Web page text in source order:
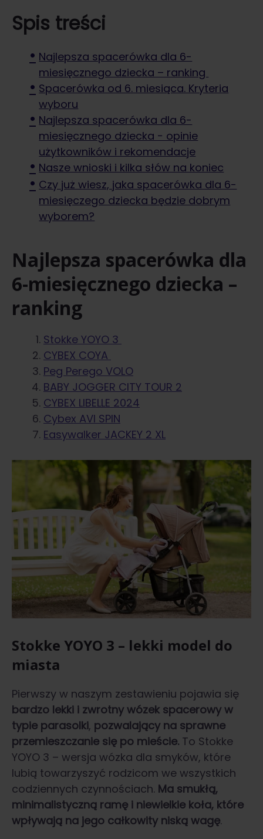
Spis treści
Najlepsza spacerówka dla 6-
miesięcznego dziecka – ranking
Spacerówka od 6. miesiąca. Kryteria
wyboru
Najlepsza spacerówka dla 6-
miesięcznego dziecka − opinie
użytkowników i rekomendacje
Nasze wnioski i kilka słów na koniec
Czy już wiesz, jaka spacerówka dla 6-
miesięczego dziecka będzie dobrym
wyborem?
Najlepsza spacerówka dla
6-miesięcznego dziecka –
ranking
Stokke YOYO 3
CYBEX COYA
Peg Perego VOLO
BABY JOGGER CITY TOUR 2
CYBEX LIBELLE 2024
Cybex AVI SPIN
Easywalker JACKEY 2 XL
Stokke YOYO 3 – lekki model do
miasta
Pierwszy w naszym zestawieniu pojawia się
bardzo lekki i zwrotny wózek spacerowy w
typie parasolki, pozwalający na sprawne
przemieszczanie się po mieście. To Stokke
YOYO 3 – wersja wózka dla smyków, które
lubią towarzyszyć rodzicom we wszystkich
codziennych czynnościach. Ma smukłą,
minimalistyczną ramę i niewielkie koła, które
wpływają na jego całkowity niską wagę.